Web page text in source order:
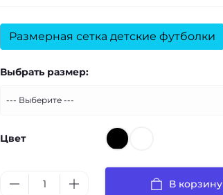
Размерная сетка детские футболки
Выбрать размер:
Цвет
В корзину